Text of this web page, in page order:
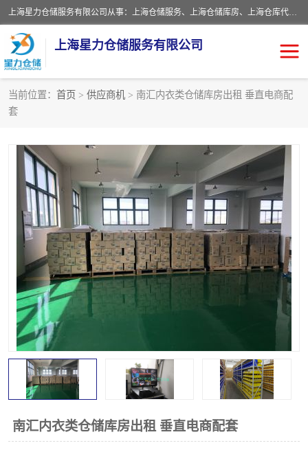
上海星力仓储服务有限公司从事：上海仓储服务、上海仓储库房、上海仓库代运营、上海仓库对外出租、上海仓库外包、上海三方仓储、上海电商仓储代发、上海电商代发货仓库、上海托管仓库、上海仓储配送。上海星力仓储服务有限公司现在拥有100个分仓、10万余平方的标准库房，精炼员工几百名，与几千家客户合作，公司已跻身上海仓储行业前列。欢迎来电咨询！
上海星力仓储服务有限公司
当前位置： 首页 > 供应商机 > 南汇内衣类仓储库房出租 垂直电商配
套
南汇内衣类仓储库房出租 垂直电商配套
上海仓储配送 上海仓库外包
上海仓库代运营 上海托管仓库
上海第三方仓储 上海仓储服务
仓储 上海电商代发货仓库
上海托管仓库